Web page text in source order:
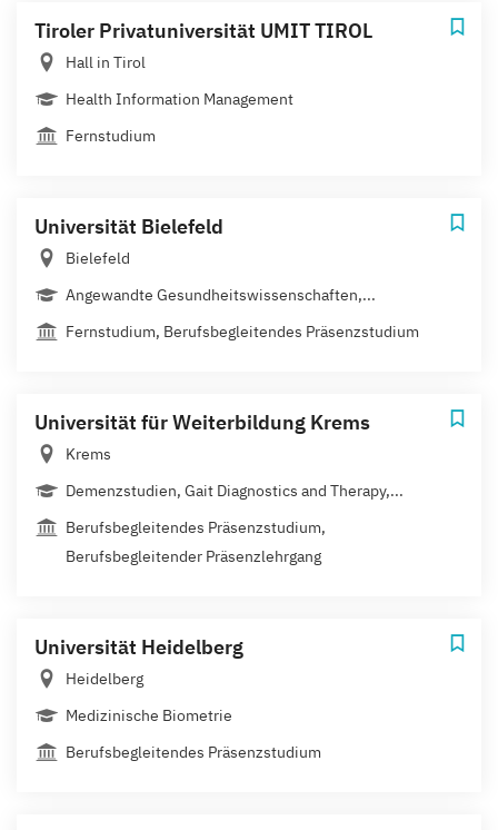
Tiroler Privatuniversität UMIT TIROL
Hall in Tirol
Health Information Management
Fernstudium
Universität Bielefeld
Bielefeld
Angewandte Gesundheitswissenschaften,...
Fernstudium, Berufsbegleitendes Präsenzstudium
Universität für Weiterbildung Krems
Krems
Demenzstudien, Gait Diagnostics and Therapy,...
Berufsbegleitendes Präsenzstudium,
Berufsbegleitender Präsenzlehrgang
Universität Heidelberg
Heidelberg
Medizinische Biometrie
Berufsbegleitendes Präsenzstudium